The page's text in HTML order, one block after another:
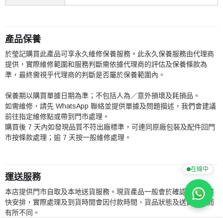
產品保養
於瑩記購買此產品可享永久維修保養服務。此永久保養服務由代理商
提供，實際維修範圍和服務判斷需依據代理商的評估及保養條款為
準，最終需視乎代理商的判斷是否屬於保養範圍內。
保養期以購買單據日期為準；不包括人為／意外損壞及耗損品。
如需維修，請先 WhatsApp 聯絡並提供單據及問題描述，我們會建議
前往指定維修點或帶到門市處理。
購買後 7 天內如發現品質不符出廠標準，可連同原廠包裝及配件回門
市按條款處理；逾 7 天按一般維修處理。
運送服務
本店提供門市自取及本地送貨服務。現貨產品一般會於確認訂單後盡
快安排，實際處理及到貨時間會因付款時間、貨品狀態及送貨地區而
有所不同。
在線中